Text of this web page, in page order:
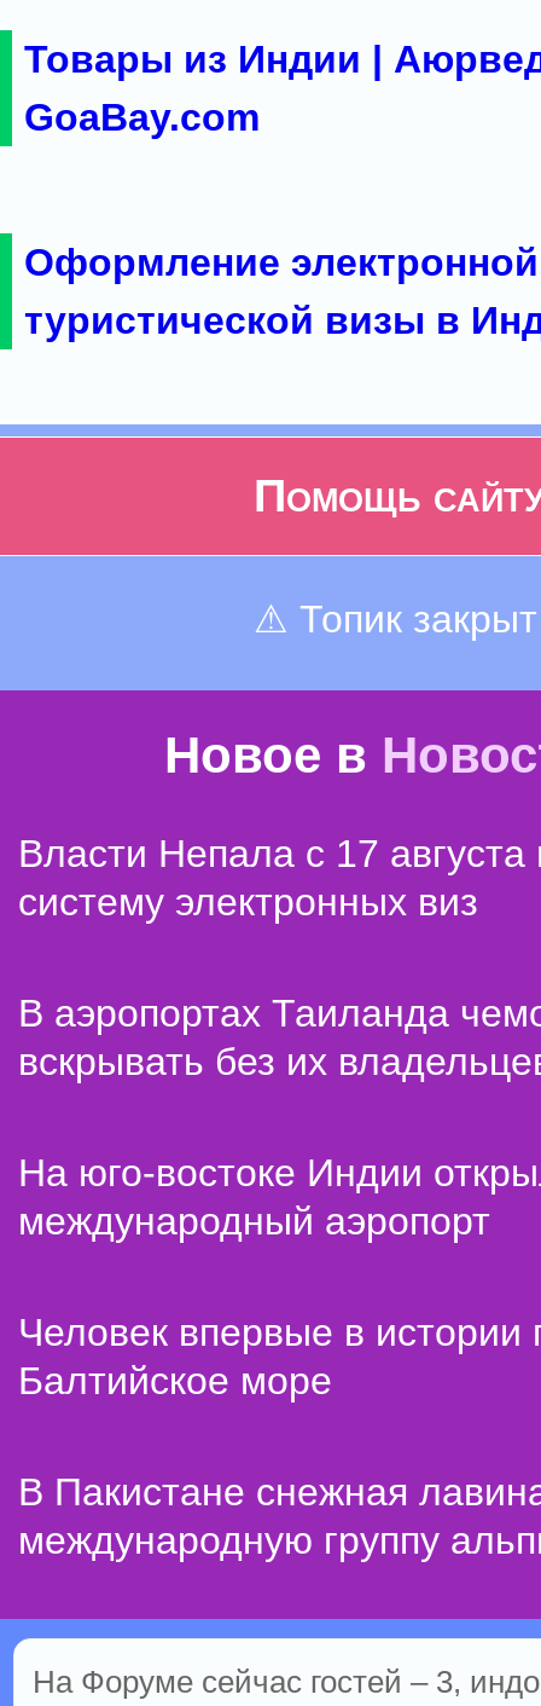
Товары из Индии |
GoaBay.com
Оформление электронной
туристической визы в
Помощь
⚠ Топик закрыт
Новое в
Власти Непала с 17 августа
систему электронных виз
В аэропортах Таиланда
вскрывать без их
На юго-востоке Индии
международный аэропорт
Человек впервые в истории
Балтийское море
В Пакистане снежная
международную группу
На Форуме сейчас гостей – 3,